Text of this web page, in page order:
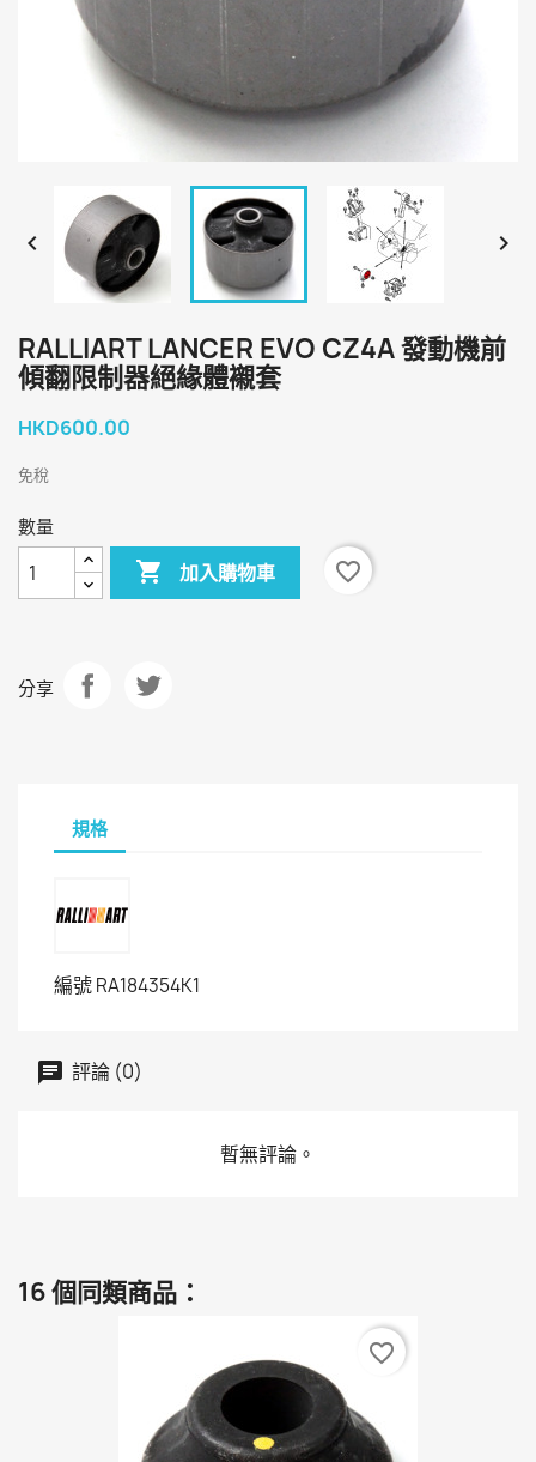
 
RALLIART LANCER EVO CZ4A 發動機前
傾翻限制器絕緣體襯套
HKD600.00
免稅
數量
 加入購物車 favorite_border
分享
規格
編號RA184354K1
評論 (0)
暫無評論。
16 個同類商品：
favorite_border